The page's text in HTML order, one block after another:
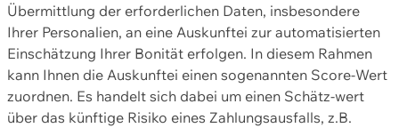
Übermittlung der erforderlichen Daten, insbesondere
Ihrer Personalien, an eine Auskunftei zur automatisierten
Einschätzung Ihrer Bonität erfolgen. In diesem Rahmen
kann Ihnen die Auskunftei einen sogenannten Score-Wert
zuordnen. Es handelt sich dabei um einen Schätz-wert
über das künftige Risiko eines Zahlungsausfalls, z.B.